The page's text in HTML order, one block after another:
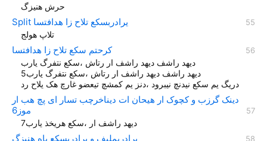
حرش هنيزگ
Split یرادربسکع تلاح زا هدافتسا
تلاپ هولج
کرحتم سکع تلاح زا هدافتسا
دیهد راشف دیهد راشف ار رتاش ،سکع نتفرگ یارب
دیهد راشف دیهد راشف ار رتاش ،سکع نتفرگ یارب5
دریگ یم سکع نیدنچ نیبرود ،دنز یم کمشچ تیعضو غارچ هک یلاح رد
دینک گرزب و کچوک ار هیحان ات دیناخرچب تسار ای پچ هب ار
موز6
دیهد راشف ار ،سکع هریخذ یارب7
یرادربملیف و یرادربسکع یاه هنیزگ